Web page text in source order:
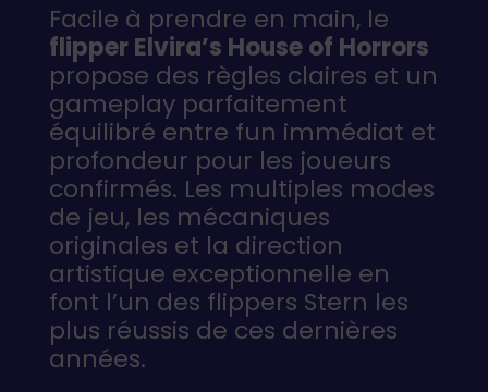
Facile à prendre en main, le
flipper Elvira’s House of Horrors
propose des règles claires et un
gameplay parfaitement
équilibré entre fun immédiat et
profondeur pour les joueurs
confirmés. Les multiples modes
de jeu, les mécaniques
originales et la direction
artistique exceptionnelle en
font l’un des flippers Stern les
plus réussis de ces dernières
années.